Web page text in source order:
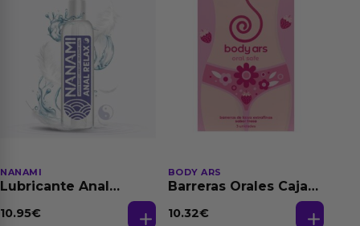
NANAMI
Lubricante Anal
Dilatación Base Agua
10.95€
BODY ARS
Barreras Orales Caja
10.32€